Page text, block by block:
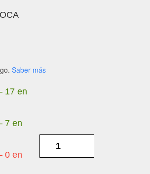
Saber más
17 en
7 en
0 en